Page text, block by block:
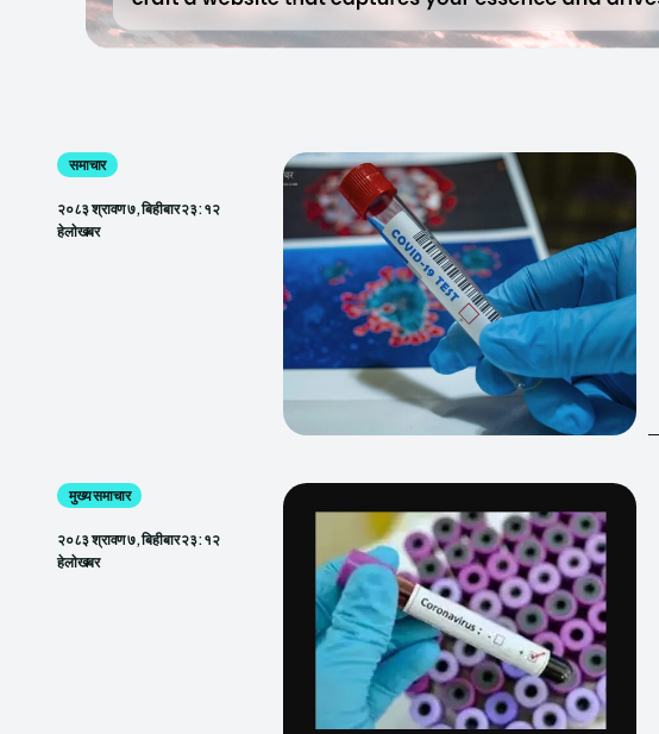
समाचार
२०८३ श्रावण ७, बिहीबार २३:१२
हेलाेखबर
मुख्य समाचार
२०८३ श्रावण ७, बिहीबार २३:१२
हेलाेखबर